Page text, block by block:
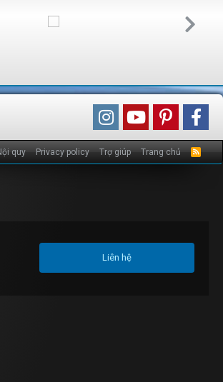
quy Privacy policy Trợ giúp Trang chủ
R
Liên hệ